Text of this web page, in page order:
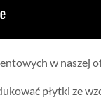
w naszej
płytki ze